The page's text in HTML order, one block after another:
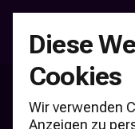
Diese
Cookies
Wir verwenden
Anzeigen zu
Produkte &